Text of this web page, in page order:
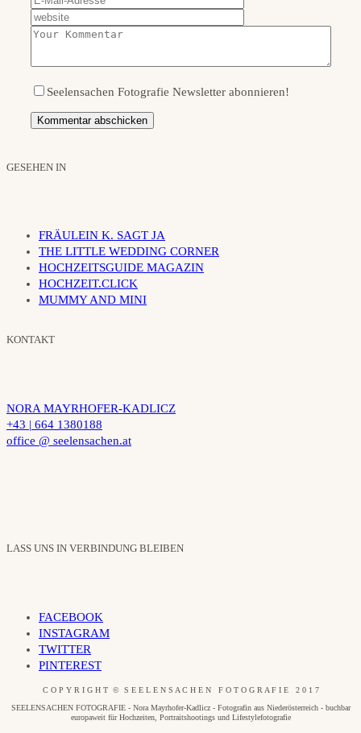
Seelensachen Fotografie Newsletter abonnieren!
GESEHEN IN
FRÄULEIN K. SAGT JA
THE LITTLE WEDDING CORNER
HOCHZEITSGUIDE MAGAZIN
HOCHZEIT.CLICK
MUMMY AND MINI
KONTAKT
NORA MAYRHOFER-KADLICZ
+43 | 664 1380188
office @ seelensachen.at
LASS UNS IN VERBINDUNG BLEIBEN
FACEBOOK
INSTAGRAM
TWITTER
PINTEREST
C O P Y R I G H T © S E E L E N S A C H E N F O T O G R A F I E 2 0 1 7
SEELENSACHEN FOTOGRAFIE - Nora Mayrhofer-Kadlicz - Fotografin aus Niederösterreich - buchbar
europaweit für Hochzeiten, Portraitshootings und Lifestylefotografie